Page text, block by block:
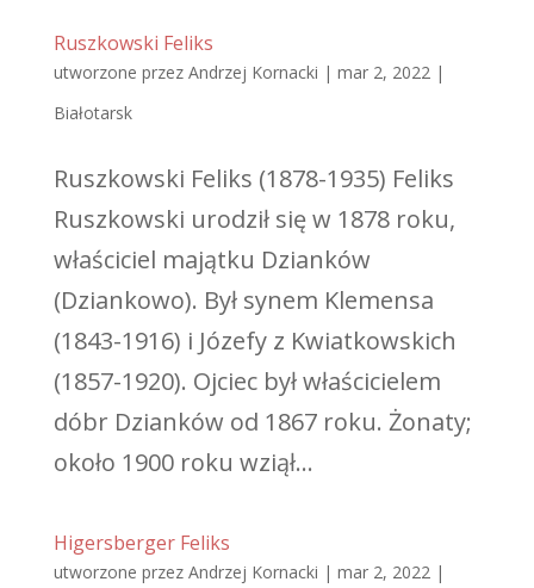
Ruszkowski Feliks
utworzone przez Andrzej Kornacki | mar 2, 2022|
Białotarsk
Ruszkowski Feliks (1878-1935) Feliks
Ruszkowski urodził się w 1878 roku,
właściciel majątku Dzianków
(Dziankowo). Był synem Klemensa
(1843-1916) i Józefy z Kwiatkowskich
(1857-1920). Ojciec był właścicielem
dóbr Dzianków od 1867 roku. Żonaty;
około 1900 roku wziął...
Higersberger Feliks
utworzone przez Andrzej Kornacki | mar 2, 2022|